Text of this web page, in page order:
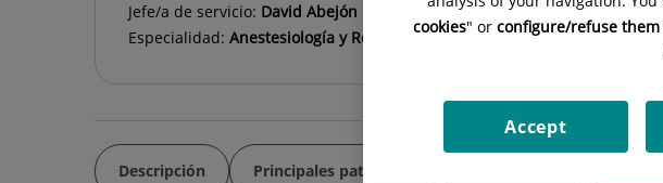
Jefe/a de servicio: David Abejón González
Especialidad: Anestesiología y Reanimación
Descripción Principales patologías
cookies" or configure/refuse them
Accept